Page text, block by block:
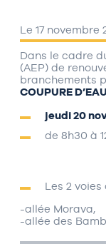
Le 17 novembre
Dans le cadre
(AEP) de
branchements
COUPURE D’EAU
jeudi 20
de 8h30 à
Les 2
-allée Morava,
-allée des